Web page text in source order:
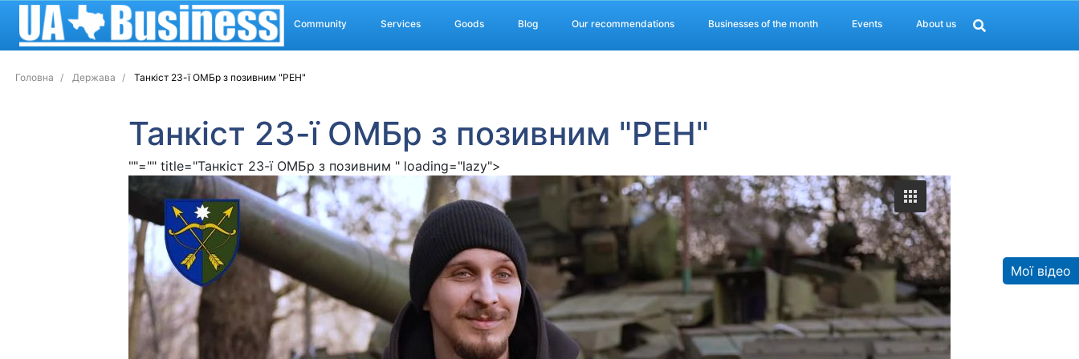
Community Services Goods Blog Our recommendations Businesses of the month Events About us
Головна Держава Танкіст 23-ї ОМБр з позивним "РЕН"
Танкіст 23-ї ОМБр з позивним "РЕН"
""="" title="Танкіст 23-ї ОМБр з позивним " loading="lazy">
Мої відео